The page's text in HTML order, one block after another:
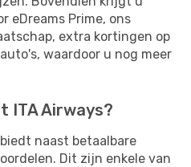
eDreams Prime, ons
extra kortingen op
waardoor u nog meer
ITA Airways?
naast betaalbare
Dit zijn enkele van